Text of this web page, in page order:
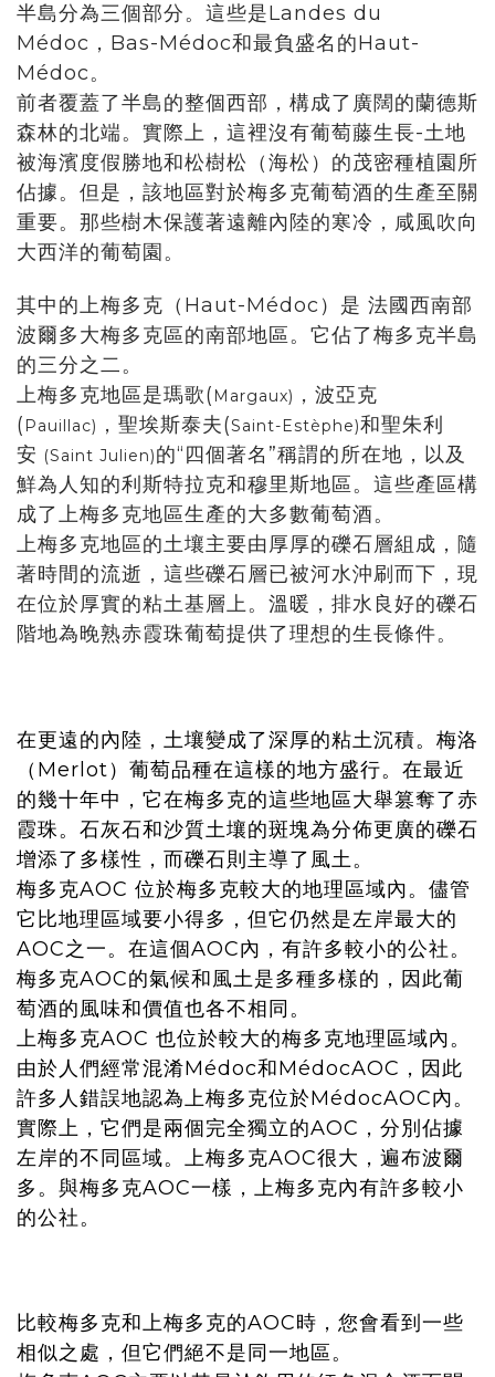
半島分為三個部分。這些是Landes du
Médoc，Bas-Médoc和最負盛名的Haut-
Médoc。
前者覆蓋了半島的整個西部，構成了廣闊的蘭德斯
森林的北端。實際上，這裡沒有葡萄藤生長-土地
被海濱度假勝地和松樹松（海松）的茂密種植園所
佔據。但是，該地區對於梅多克葡萄酒的生產至關
重要。那些樹木保護著遠離內陸的寒冷，咸風吹向
大西洋的葡萄園。
其中的上梅多克（Haut-Médoc）是 法國西南部
波爾多大梅多克區的南部地區。它佔了梅多克半島
的三分之二。
上梅多克地區是瑪歌( Margaux) ，波亞克
( Pauillac) ，聖埃斯泰夫(Saint-Estèphe)和聖朱利
安 (Saint Julien)的“四個著名”稱謂的所在地，以及
鮮為人知的利斯特拉克和穆里斯地區。這些產區構
成了上梅多克地區生產的大多數葡萄酒。
上梅多克地區的土壤主要由厚厚的礫石層組成，隨
著時間的流逝，這些礫石層已被河水沖刷而下，現
在位於厚實的粘土基層上。溫暖，排水良好的礫石
階地為晚熟赤霞珠葡萄提供了理想的生長條件。
在更遠的內陸，土壤變成了深厚的粘土沉積。梅洛
（Merlot）葡萄品種在這樣的地方盛行。在最近
的幾十年中，它在梅多克的這些地區大舉篡奪了赤
霞珠。石灰石和沙質土壤的斑塊為分佈更廣的礫石
增添了多樣性，而礫石則主導了風土。
梅多克AOC 位於梅多克較大的地理區域內。儘管
它比地理區域要小得多，但它仍然是左岸最大的
AOC之一。在這個AOC內，有許多較小的公社。
梅多克AOC的氣候和風土是多種多樣的，因此葡
萄酒的風味和價值也各不相同。
上梅多克AOC 也位於較大的梅多克地理區域內。
由於人們經常混淆Médoc和MédocAOC，因此
許多人錯誤地認為上梅多克位於MédocAOC內。
實際上，它們是兩個完全獨立的AOC，分別佔據
左岸的不同區域。上梅多克AOC很大，遍布波爾
多。與梅多克AOC一樣，上梅多克內有許多較小
的公社。
比較梅多克和上梅多克的AOC時，您會看到一些
相似之處，但它們絕不是同一地區。